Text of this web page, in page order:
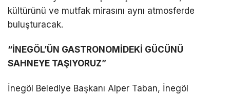
kültürünü ve mutfak mirasını aynı atmosferde
buluşturacak.
“İNEGÖL’ÜN GASTRONOMİDEKİ GÜCÜNÜ
SAHNEYE TAŞIYORUZ”
İnegöl Belediye Başkanı Alper Taban, İnegöl